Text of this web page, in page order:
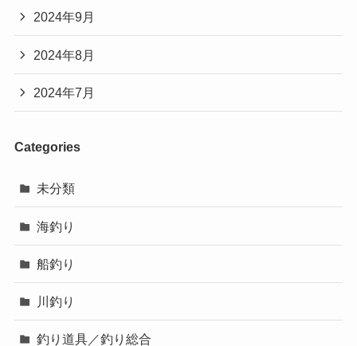
2024年9月
2024年8月
2024年7月
Categories
未分類
海釣り
船釣り
川釣り
釣り道具／釣り総合